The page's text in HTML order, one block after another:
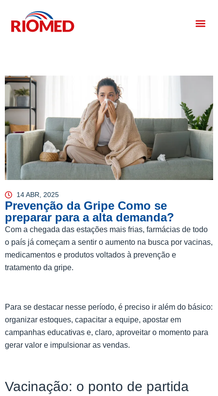
14 ABR, 2025
Prevenção da Gripe Como se
preparar para a alta demanda?
Com a chegada das estações mais frias, farmácias de todo
o país já começam a sentir o aumento na busca por vacinas,
medicamentos e produtos voltados à prevenção e
tratamento da gripe.
Para se destacar nesse período, é preciso ir além do básico:
organizar estoques, capacitar a equipe, apostar em
campanhas educativas e, claro, aproveitar o momento para
gerar valor e impulsionar as vendas.
Vacinação: o ponto de partida